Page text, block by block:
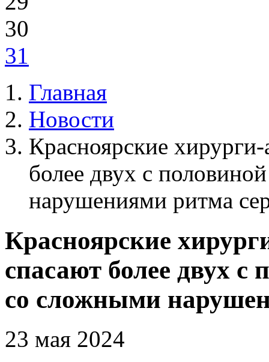
30
31
Главная
Новости
Красноярские
более двух с
нарушениями ритма
Красноярские
спасают более двух с
со сложными
23 мая 2024